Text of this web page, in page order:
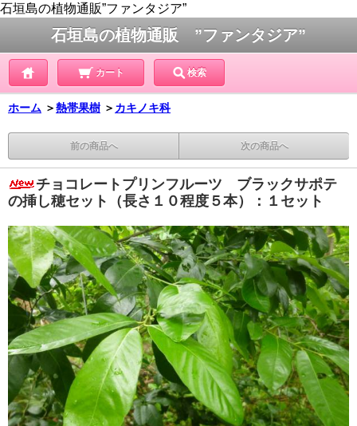
石垣島の植物通販”ファンタジア”
石垣島の植物通販 ”ファンタジア”
カート 検索
ホーム ＞熱帯果樹 ＞ カキノキ科
前の商品へ 次の商品へ
チョコレートプリンフルーツ ブラックサポテ
の挿し穂セット（長さ１０程度５本）：１セット